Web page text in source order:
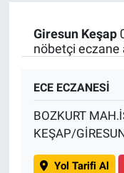
Giresun Keşap
nöbetçi eczane
ECE ECZANESİ
BOZKURT
KEŞAP/
Yol Tarifi Al